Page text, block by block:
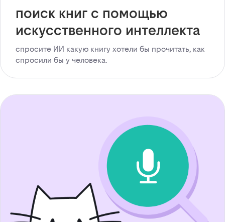
поиск книг с помощью
искусственного интеллекта
спросите ИИ какую книгу хотели бы прочитать, как
спросили бы у человека.